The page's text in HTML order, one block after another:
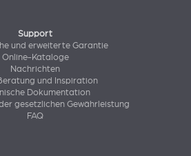
Support
und erweiterte Garantie
Online-Kataloge
Nachrichten
und Inspiration
Dokumentation
gesetzlichen Gewährleistung
FAQ